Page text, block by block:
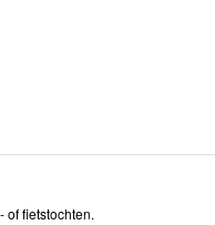
of fietstochten.